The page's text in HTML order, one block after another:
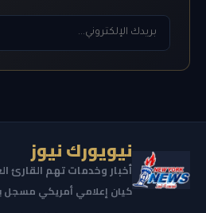
نيويورك نيوز
أخبار وخدمات تهم القارئ
كيان إعلامي أمريكي مسجل برقم